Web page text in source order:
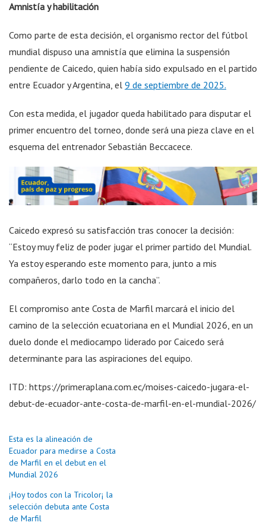
Amnistía y habilitación
Como parte de esta decisión, el organismo rector del fútbol
mundial dispuso una amnistía que elimina la suspensión
pendiente de Caicedo, quien había sido expulsado en el partido
entre Ecuador y Argentina, el 9 de septiembre de 2025.
Con esta medida, el jugador queda habilitado para disputar el
primer encuentro del torneo, donde será una pieza clave en el
esquema del entrenador Sebastián Beccacece.
Caicedo expresó su satisfacción tras conocer la decisión:
“Estoy muy feliz de poder jugar el primer partido del Mundial.
Ya estoy esperando este momento para, junto a mis
compañeros, darlo todo en la cancha”.
El compromiso ante Costa de Marfil marcará el inicio del
camino de la selección ecuatoriana en el Mundial 2026, en un
duelo donde el mediocampo liderado por Caicedo será
determinante para las aspiraciones del equipo.
ITD: https://primeraplana.com.ec/moises-caicedo-jugara-el-
debut-de-ecuador-ante-costa-de-marfil-en-el-mundial-2026/
Esta es la alineación de
Ecuador para medirse a Costa
de Marfil en el debut en el
Mundial 2026
¡Hoy todos con la Tricolor¡ la
selección debuta ante Costa
de Marfil